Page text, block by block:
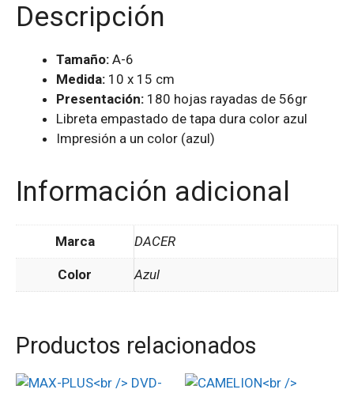
Descripción
Tamaño: A-6
Medida: 10 x 15 cm
Presentación: 180 hojas rayadas de 56gr
Libreta empastado de tapa dura color azul
Impresión a un color (azul)
Información adicional
Marca DACER
Color Azul
Productos relacionados